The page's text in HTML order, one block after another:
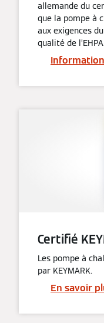
allemande du
que la pompe à
aux exigences
qualité de
Certifié
Les pompe à
par KEYMARK.
En savoir